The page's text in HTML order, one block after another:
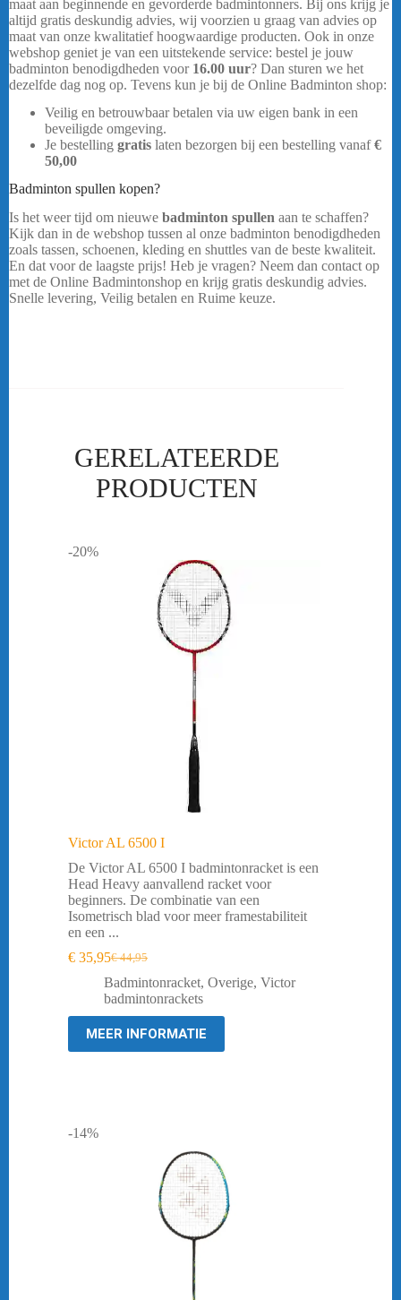
maat aan beginnende en gevorderde badmintonners. Bij ons krijg je
altijd gratis deskundig advies, wij voorzien u graag van advies op
maat van onze kwalitatief hoogwaardige producten. Ook in onze
webshop geniet je van een uitstekende service: bestel je jouw
badminton benodigdheden voor 16.00 uur? Dan sturen we het
dezelfde dag nog op. Tevens kun je bij de Online Badminton shop:
Veilig en betrouwbaar betalen via uw eigen bank in een
beveiligde omgeving.
Je bestelling gratis laten bezorgen bij een bestelling vanaf€
50,00
Badminton spullen kopen?
Is het weer tijd om nieuwe badminton spullen aan te schaffen?
Kijk dan in de webshop tussen al onze badminton benodigdheden
zoals tassen, schoenen, kleding en shuttles van de beste kwaliteit.
En dat voor de laagste prijs! Heb je vragen? Neem dan contact op
met de Online Badmintonshop en krijg gratis deskundig advies.
Snelle levering, Veilig betalen en Ruime keuze.
GERELATEERDE
PRODUCTEN
-20%
Victor AL 6500 I
De Victor AL 6500 I badmintonracket is een
Head Heavy aanvallend racket voor
beginners. De combinatie van een
Isometrisch blad voor meer framestabiliteit
en een ...
€44,95
Oorspronkelijke
prijs
was:
€ 44,95.
€ 35,95Huidige
prijs
is:
€ 35,95.
Badmintonracket, Overige, Victor
badmintonrackets
MEER INFORMATIE
-14%